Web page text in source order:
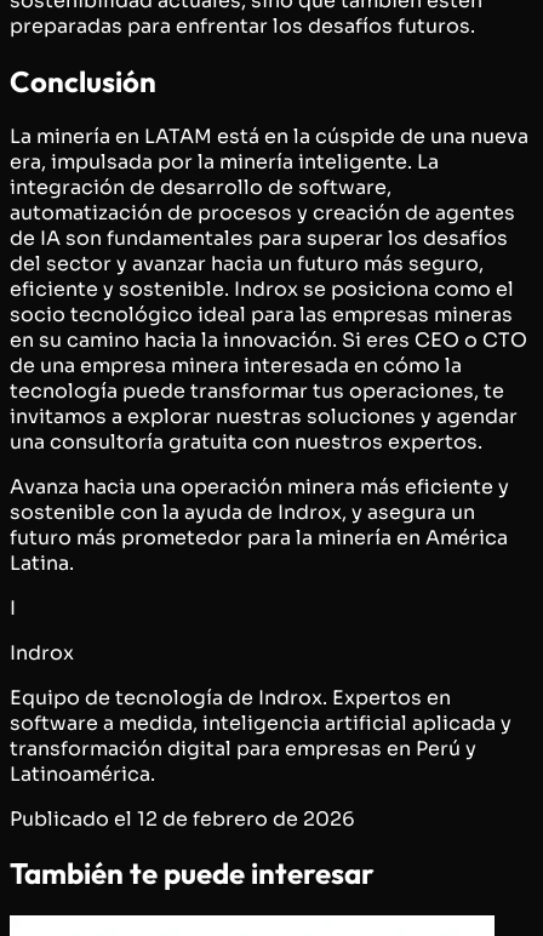
preparadas para enfrentar los desafíos futuros.
Conclusión
La minería en LATAM está en la cúspide de una nueva
era, impulsada por la minería inteligente. La
integración de desarrollo de software,
automatización de procesos y creación de agentes
de IA son fundamentales para superar los desafíos
del sector y avanzar hacia un futuro más seguro,
eficiente y sostenible. Indrox se posiciona como el
socio tecnológico ideal para las empresas mineras
en su camino hacia la innovación. Si eres CEO o CTO
de una empresa minera interesada en cómo la
tecnología puede transformar tus operaciones, te
invitamos a explorar nuestras soluciones y agendar
una consultoría gratuita con nuestros expertos.
Avanza hacia una operación minera más eficiente y
sostenible con la ayuda de Indrox, y asegura un
futuro más prometedor para la minería en América
Latina.
I
Indrox
Equipo de tecnología de Indrox. Expertos en
software a medida, inteligencia artificial aplicada y
transformación digital para empresas en Perú y
Latinoamérica.
Publicado el 12 de febrero de 2026
También te puede interesar